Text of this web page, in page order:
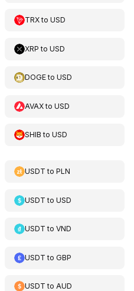
TRXtoUSD
XRP toUSD
DOGEtoUSD
AVAXtoUSD
SHIB toUSD
USDT toPLN
USDT toUSD
USDT toVND
USDT toGBP
USDT toAUD